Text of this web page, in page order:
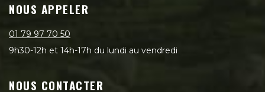
NOUS APPELER
01 79 97 70 50
9h30-12h et 14h-17h du lundi au vendredi
NOUS CONTACTER